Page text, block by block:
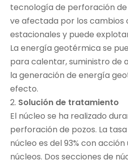
tecnología de perforación
ve afectada por los cambios
estacionales y puede
La energía geotérmica se
para calentar, suministro de
la generación de energía
efecto.
2. Solución de tratamiento
El núcleo se ha realizado
perforación de pozos. La
núcleo es del 93% con
núcleos. Dos secciones de